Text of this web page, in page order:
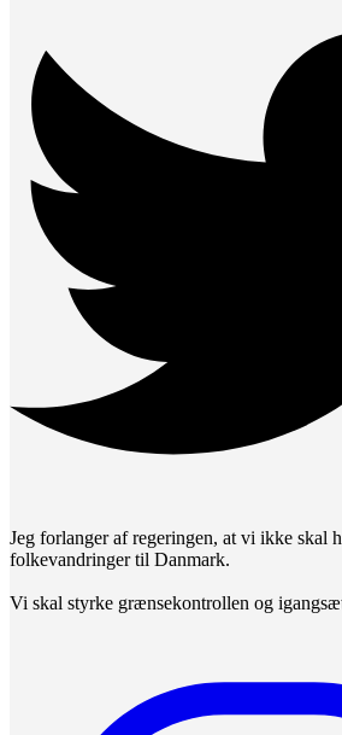
Jeg forlanger af regeringen, at vi ikke skal
folkevandringer til Danmark.
Vi skal styrke grænsekontrollen og